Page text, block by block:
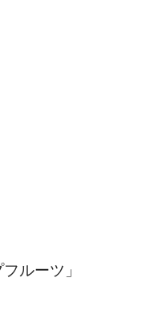
ルーツ」